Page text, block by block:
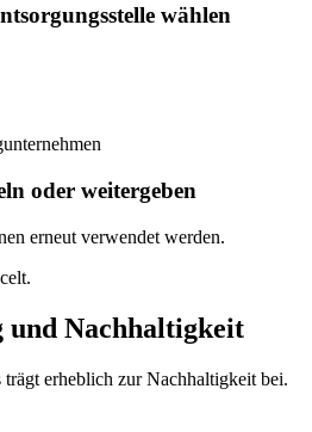
wählen
oder weitergeben
erneut verwendet werden.
und Nachhaltigkeit
erheblich zur Nachhaltigkeit bei.